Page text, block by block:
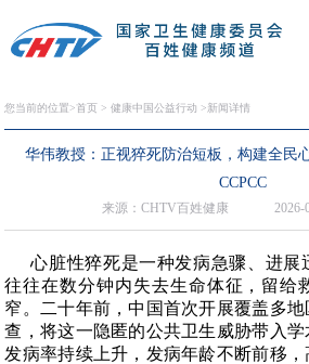
您当前的位置>首页 >健康中国公益行动 >新闻详情
华伟教授：正视猝死防治短板，构建全民
CCPCC
来源：CHTV百姓健康 2026-
心脏性猝死是一种发病急骤、进展
往往在数分钟内失去生命体征，留给
窄。二十年前，中国首次开展覆盖多
查，将这一隐匿的公共卫生威胁带入
发病率持续上升，发病年龄不断前移